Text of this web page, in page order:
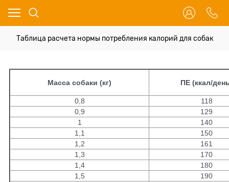
Таблица расчета нормы потребления калорий для собак
Масса собаки (кг) ПЕ (ккал/
0,8
118
0,9
129
1
140
1,1
150
1,2
161
1,3
170
1,4
180
1,5
190